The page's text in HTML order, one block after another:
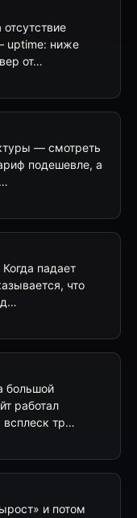
uptime: ниже
от…
— смотреть
подешевле, а
падает
что
д…
большой
работал
всплеск тр…
и потом